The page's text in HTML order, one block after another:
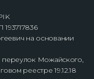
на основании
Можайского,
реестре 19.12.18